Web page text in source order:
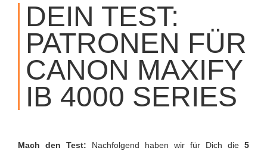
CONTENT
DEIN TEST:
PATRONEN FÜR
CANON MAXIFY
IB 4000 SERIES
Mach den Test: Nachfolgend haben wir für Dich die 5